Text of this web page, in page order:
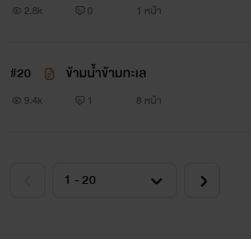
2.8k 0 1 หน้า
#20 ข้ามน้ำข้ามทะเล
9.4k 1 8 หน้า